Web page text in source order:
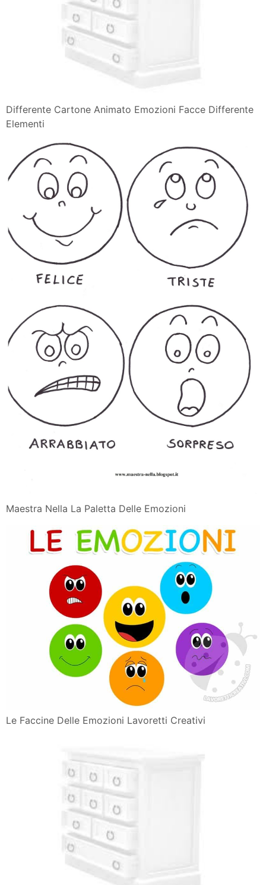
Differente Cartone Animato Emozioni Facce Differente
Elementi
Maestra Nella La Paletta Delle Emozioni
Le Faccine Delle Emozioni Lavoretti Creativi